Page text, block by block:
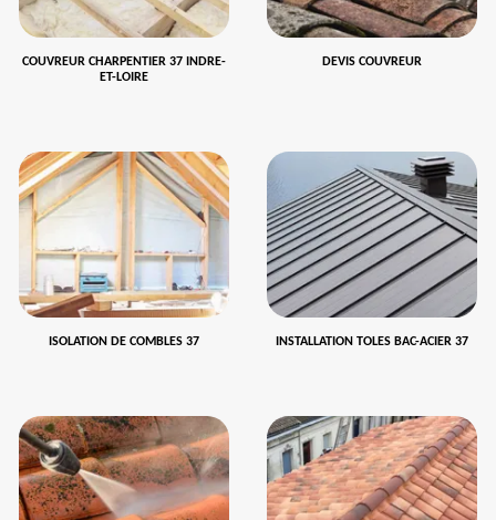
COUVREUR CHARPENTIER 37 INDRE-
ET-LOIRE
DEVIS COUVREUR
ISOLATION DE COMBLES 37 INSTALLATION TOLES BAC-ACIER 37